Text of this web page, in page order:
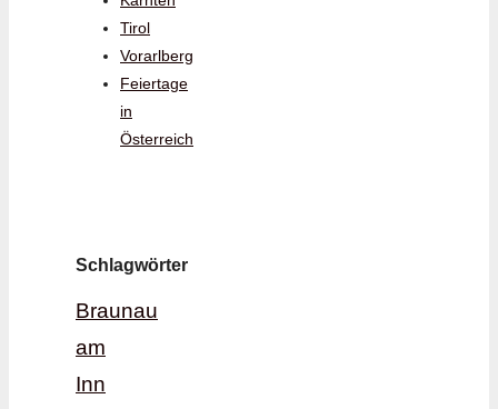
Tirol
Vorarlberg
Feiertage
in
Österreich
Schlagwörter
Braunau
am
Inn